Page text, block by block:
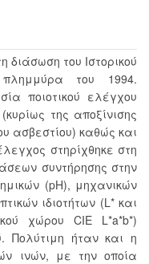
διάσωση του Ιστορικού
του 1994.
ποιοτικού ελέγχου
της αποξίνισης
ασβεστίου) καθώς και
στηρίχθηκε στη
συντήρησης στην
(pH), μηχανικών
ιδιοτήτων (L* και
χώρου CIE L*a*b*)
Πολύτιμη ήταν και η
ινών, με την οποία